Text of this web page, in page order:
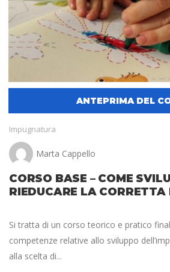
Impugnatura
Marta Cappello
CORSO BASE – COME
RIEDUCARE LA
Si tratta di un corso teorico e pratico
competenze relative allo sviluppo
alla scelta di...